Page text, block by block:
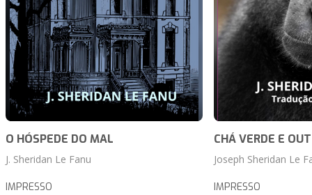
O HÓSPEDE DO MAL
J. Sheridan Le Fanu
IMPRESSO
CHÁ VERDE E
Joseph Sheridan Le
IMPRESSO